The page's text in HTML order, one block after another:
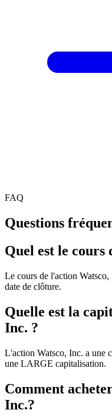
FAQ
Questions
Quel est le cours
Le cours de l'action
date de clôture.
Quelle est la
Inc. ?
L'action Watsco, Inc. a une
une LARGE capitalisation.
Comment
Inc.?